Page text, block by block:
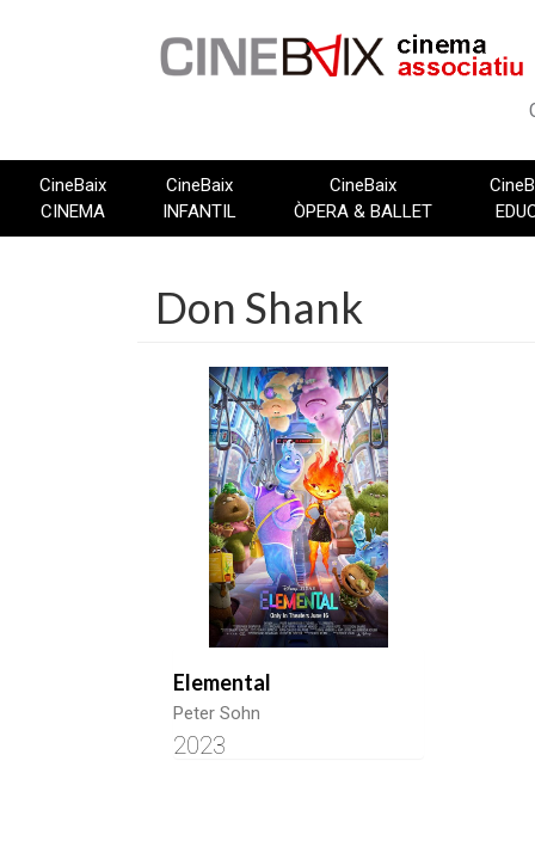
CineBaix
CINEMA
CineBaix
INFANTIL
CineBaix
ÒPERA & BALLET
Don Shank
Elemental
Peter Sohn
2023